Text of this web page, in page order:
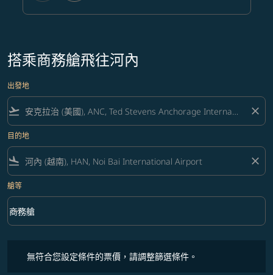
搭乘商務艙飛往河內
出發地
flight_takeoff close
目的地
flight_land close
艙等
艙等 option 商務艙 Selected
商務艙
keyboard_arrow_down
無符合您設定條件的票價，請調整篩選條件。